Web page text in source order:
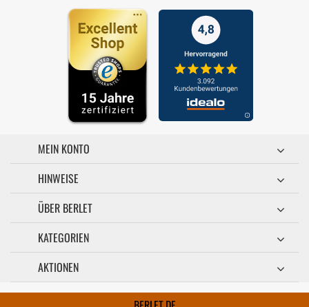
MEIN KONTO
HINWEISE
ÜBER BERLET
KATEGORIEN
AKTIONEN